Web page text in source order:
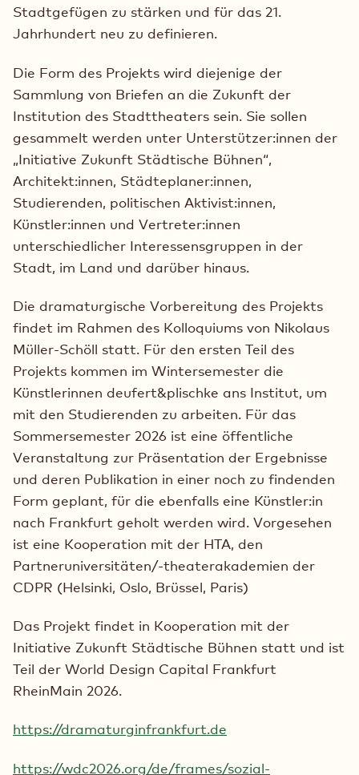
Stadtgefügen zu stärken und für das 21.
Jahrhundert neu zu definieren.
Die Form des Projekts wird diejenige der
Sammlung von Briefen an die Zukunft der
Institution des Stadttheaters sein. Sie sollen
gesammelt werden unter Unterstützer:innen der
„Initiative Zukunft Städtische Bühnen“,
Architekt:innen, Städteplaner:innen,
Studierenden, politischen Aktivist:innen,
Künstler:innen und Vertreter:innen
unterschiedlicher Interessensgruppen in der
Stadt, im Land und darüber hinaus.
Die dramaturgische Vorbereitung des Projekts
findet im Rahmen des Kolloquiums von Nikolaus
Müller-Schöll statt. Für den ersten Teil des
Projekts kommen im Wintersemester die
Künstlerinnen deufert&plischke ans Institut, um
mit den Studierenden zu arbeiten. Für das
Sommersemester 2026 ist eine öffentliche
Veranstaltung zur Präsentation der Ergebnisse
und deren Publikation in einer noch zu findenden
Form geplant, für die ebenfalls eine Künstler:in
nach Frankfurt geholt werden wird. Vorgesehen
ist eine Kooperation mit der HTA, den
Partneruniversitäten/-theaterakademien der
CDPR (Helsinki, Oslo, Brüssel, Paris)
Das Projekt findet in Kooperation mit der
Initiative Zukunft Städtische Bühnen statt und ist
Teil der World Design Capital Frankfurt
RheinMain 2026.
https://dramaturginfrankfurt.de
https://wdc2026.org/de/frames/sozial-